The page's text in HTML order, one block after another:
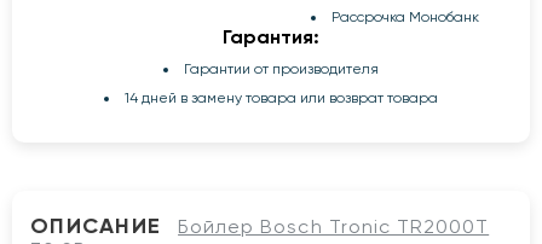
Рассрочка Монобанк
Гарантия:
Гарантии от производителя
14 дней в замену товара или возврат товара
ОПИСАНИЕ
Бойлер Bosch Tronic TR2000T